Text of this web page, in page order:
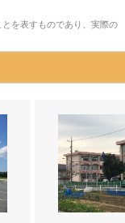
を表すものであり、実際の